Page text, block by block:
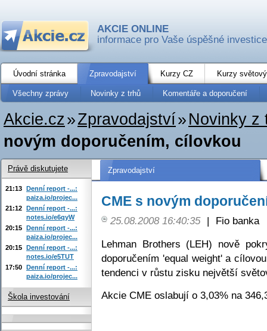
AKCIE ONLINE
informace pro Vaše úspěšné investice
Úvodní stránka Zpravodajství Kurzy CZ Kurzy
Všechny zprávy Novinky z trhů Komentáře a doporučení
Akcie.cz»Zpravodajství» Novinky z
novým doporučením, cílovkou
Zpravodajství
CME s novým
25.08.2008 16:40:35 |
Fio banka
Lehman Brothers (LEH) nově
doporučením 'equal weight' a
tendenci v růstu zisku největší
Akcie CME oslabují o 3,03% na
Právě diskutujete
21:13 Denní report -...:
paiza.io/projec...
21:12 Denní report -...:
notes.io/e6qyW
20:15 Denní report -...:
paiza.io/projec...
20:15 Denní report -...:
notes.io/e5TUT
17:50 Denní report -...:
paiza.io/projec...
Škola investování